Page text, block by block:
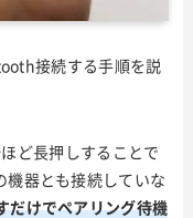
接続する手順を説
ど長押しすることで
器とも接続していな
だけでペアリング待機